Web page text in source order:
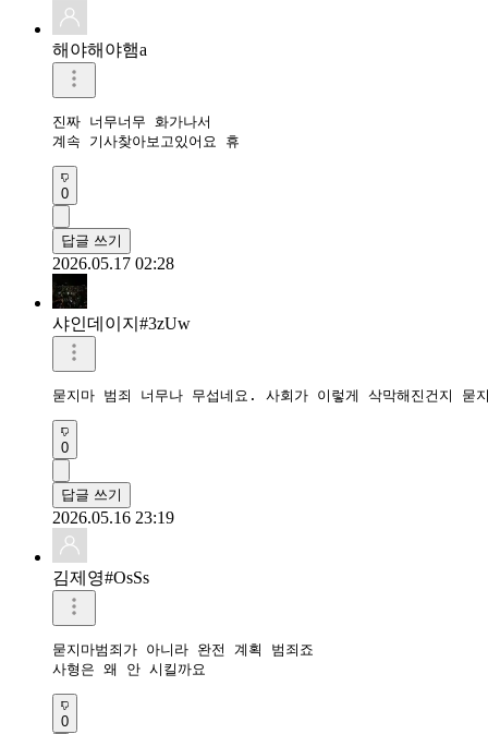
해야해야햄a
진짜 너무너무 화가나서
계속 기사찾아보고있어요 휴
0
답글 쓰기
2026.05.17 02:28
샤인데이지#3zUw
묻지마 범죄 너무나 무섭네요. 사회가 이렇게 삭막해진건지 묻
0
답글 쓰기
2026.05.16 23:19
김제영#OsSs
묻지마범죄가 아니라 완전 계획 범죄죠
사형은 왜 안 시킬까요
0